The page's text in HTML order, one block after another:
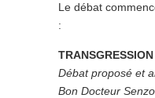
Le débat
:
Débat proposé et
Bon Docteur Senzo